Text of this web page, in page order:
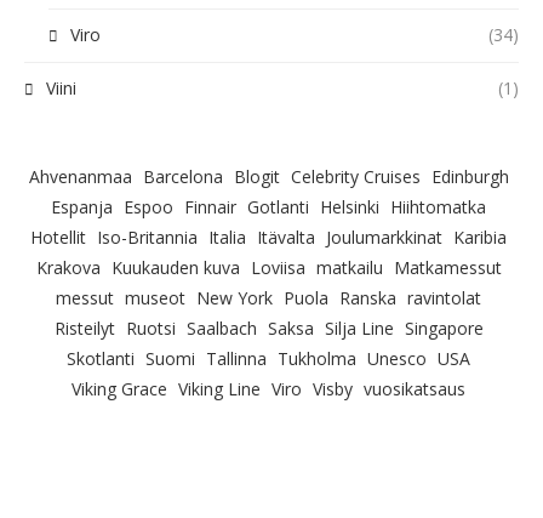
Viro (34)
Viini (1)
Ahvenanmaa Barcelona Blogit Celebrity Cruises Edinburgh
Espanja Espoo Finnair Gotlanti Helsinki Hiihtomatka
Hotellit Iso-Britannia Italia Itävalta Joulumarkkinat Karibia
Krakova Kuukauden kuva Loviisa matkailu Matkamessut
messut museot New York Puola Ranska ravintolat
Risteilyt Ruotsi Saalbach Saksa Silja Line Singapore
Skotlanti Suomi Tallinna Tukholma Unesco USA
Viking Grace Viking Line Viro Visby vuosikatsaus